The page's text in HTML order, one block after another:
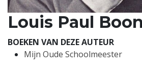
Louis Paul Boon
BOEKEN VAN DEZE AUTEUR
Mijn Oude Schoolmeester